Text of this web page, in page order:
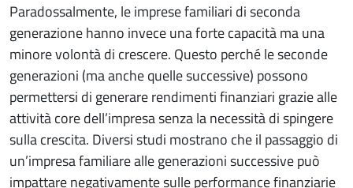
Paradossalmente, le imprese familiari di seconda
generazione hanno invece una forte capacità ma una
minore volontà di crescere. Questo perché le seconde
generazioni (ma anche quelle successive) possono
permettersi di generare rendimenti finanziari grazie alle
attività core dell’impresa senza la necessità di spingere
sulla crescita. Diversi studi mostrano che il passaggio di
un’impresa familiare alle generazioni successive può
impattare negativamente sulle performance finanziarie